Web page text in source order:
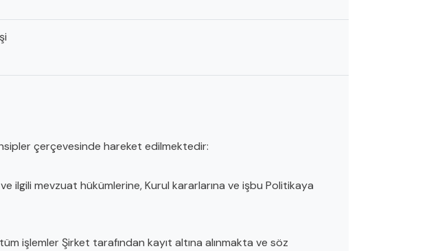
çerçevesinde hareket edilmektedir:
ilgili mevzuat hükümlerine, Kurul kararlarına ve işbu Politikaya
işlemler Şirket tarafından kayıt altına alınmakta ve söz